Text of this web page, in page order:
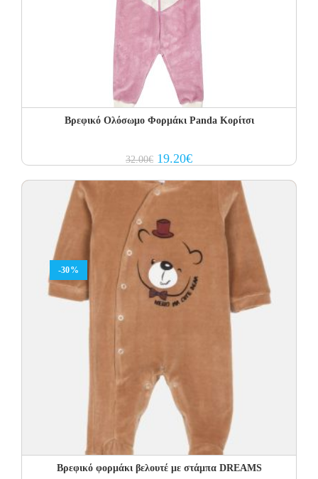
Βρεφικό Ολόσωμο Φορμάκι Panda Κορίτσι
32.00€ Original
price
32.00€.
19.20€Current
price
-30%
Βρεφικό φορμάκι βελουτέ με στάμπα DREAMS